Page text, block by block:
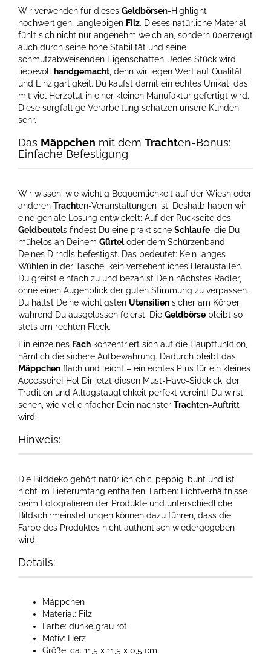
Wir verwenden für dieses Geldbörsen-Highlight
hochwertigen, langlebigen Filz. Dieses natürliche Material
fühlt sich nicht nur angenehm weich an, sondern überzeugt
auch durch seine hohe Stabilität und seine
schmutzabweisenden Eigenschaften. Jedes Stück wird
liebevoll
handgemacht , denn wir legen Wert auf Qualität
und Einzigartigkeit. Du kaufst damit ein echtes Unikat, das
mit viel Herzblut in einer kleinen Manufaktur gefertigt wird.
Diese sorgfältige Verarbeitung schätzen unsere Kunden
sehr.
Das Mäppchen mit dem Trachten-Bonus:
Einfache Befestigung
Wir wissen, wie wichtig Bequemlichkeit auf der Wiesn oder
anderen Trachten-Veranstaltungen ist. Deshalb haben wir
eine geniale Lösung entwickelt: Auf der Rückseite des
Geldbeutels findest Du eine praktische Schlaufe , die Du
mühelos an Deinem Gürteloder dem Schürzenband
Deines Dirndls befestigst. Das bedeutet: Kein langes
Wühlen in der Tasche, kein versehentliches Herausfallen.
Du greifst einfach zu und bezahlst Dein nächstes Radler,
ohne einen Augenblick der guten Stimmung zu verpassen.
Du hältst Deine wichtigsten Utensilien sicher am Körper,
während Du ausgelassen feierst. Die Geldbörse bleibt so
stets am rechten Fleck.
Ein einzelnes Fach konzentriert sich auf die Hauptfunktion,
nämlich die sichere Aufbewahrung. Dadurch bleibt das
Mäppchen flach und leicht – ein echtes Plus für ein kleines
Accessoire! Hol Dir jetzt diesen Must-Have-Sidekick, der
Tradition und Alltagstauglichkeit perfekt vereint! Du wirst
sehen, wie viel einfacher Dein nächster Trachten-Auftritt
wird.
Hinweis:
Die Bilddeko gehört natürlich chic-peppig-bunt und ist
nicht im Lieferumfang enthalten. Farben: Lichtverhältnisse
beim Fotografieren der Produkte und unterschiedliche
Bildschirmeinstellungen können dazu führen, dass die
Farbe des Produktes nicht authentisch wiedergegeben
wird.​
Details:
Mäppchen
Material: Filz
Farbe: dunkelgrau rot
Motiv: Herz
Größe: ca. 11,5 x 11,5 x 0,5 cm